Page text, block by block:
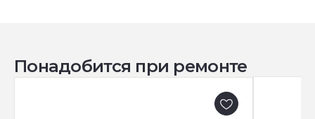
Понадобится при ремонте